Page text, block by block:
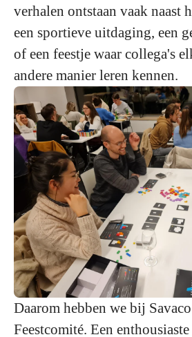
verhalen ontstaan vaak naast
een sportieve uitdaging, een
of een feestje waar collega's
andere manier leren kennen.
Daarom hebben we bij
Feestcomité. Een